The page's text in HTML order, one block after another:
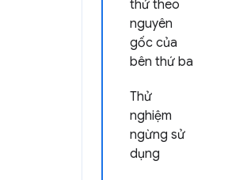
thử theo
nguyên
gốc của
bên thứ ba
Thử
nghiệm
ngừng sử
dụng